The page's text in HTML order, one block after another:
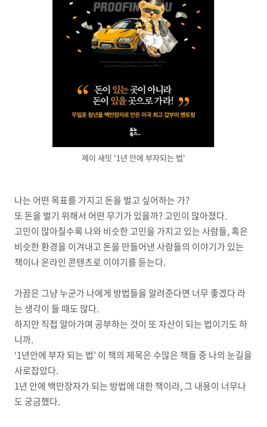
제이 새밋 '1년 안에 부자되는 법'
나는 어떤 목표를 가지고 돈을 벌고 싶어하는 가?
또 돈을 벌기 위해서 어떤 무기가 있을까? 고민이 많아졌다.
고민이 많아질수록 나와 비슷한 고민을 가지고 있는 사람들, 혹은
비슷한 환경을 이겨내고 돈을 만들어낸 사람들의 이야기가 있는
책이나 온라인 콘텐츠로 이야기를 듣는다.
가끔은 그냥 누군가 나에게 방법들을 알려준다면 너무 좋겠다 라
는 생각이 들 때도 많다.
하지만 직접 알아가며 공부하는 것이 또 자산이 되는 법이기도 하
니까.
‘1년안에 부자 되는 법’ 이 책의 제목은 수많은 책들 중 나의 눈길을
사로잡았다.
1년 안에 백만장자가 되는 방법에 대한 책이라, 그 내용이 너무나
도 궁금했다.